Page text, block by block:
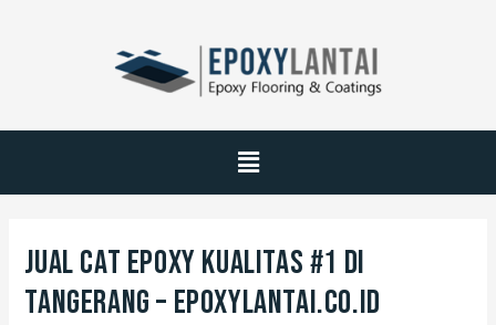
Jual Cat Epoxy Kualitas #1 di
Tangerang – EpoxyLantai.co.id